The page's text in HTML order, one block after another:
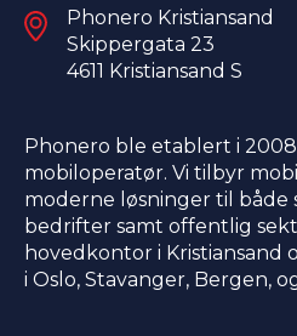
Phonero Kristiansand
Skippergata 23
4611 Kristiansand S​
Phonero ble etablert i
mobiloperatør. Vi tilbyr
moderne løsninger til både
bedrifter samt offentlig
hovedkontor i Kristiansand
i Oslo, Stavanger, Bergen,